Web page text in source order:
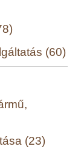
(60)
(23)